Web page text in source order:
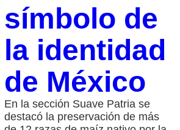
símbolo de
la identidad
de México
En la sección Suave Patria se
destacó la preservación de más